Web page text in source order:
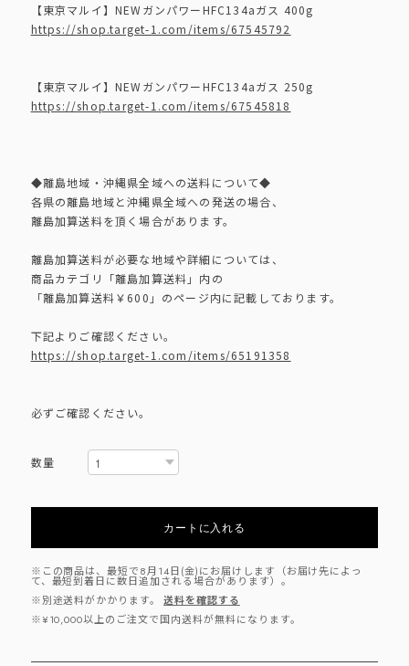
【東京マルイ】NEWガンパワーHFC134aガス 400g
https://shop.target-1.com/items/67545792
【東京マルイ】NEWガンパワーHFC134aガス 250g
https://shop.target-1.com/items/67545818
◆離島地域・沖縄県全域への送料について◆
各県の離島地域と沖縄県全域への発送の場合、
離島加算送料を頂く場合があります。
離島加算送料が必要な地域や詳細については、
商品カテゴリ「離島加算送料」内の
「離島加算送料￥600」のページ内に記載しております。
下記よりご確認ください。
https://shop.target-1.com/items/65191358
必ずご確認ください。
数量
カートに入れる
※この商品は、最短で8月14日(金)にお届けします（お届け先によっ
て、最短到着日に数日追加される場合があります）。
※別途送料がかかります。
送料を確認する
※¥10,000以上のご注文で国内送料が無料になります。